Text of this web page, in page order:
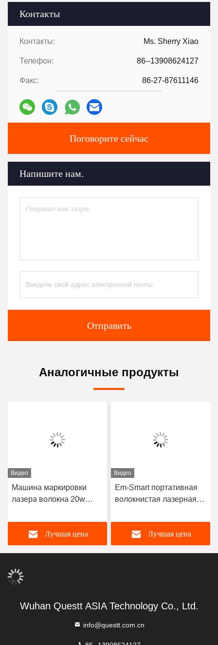
Контакты
Контакты: Ms. Sherry Xiao
Телефон: 86--13908624127
Факс: 86-27-87611146
Поговорите сейчас
Напишите нам.
Отправить
Аналогичные продукты
Видео
Машина маркировки
лазера волокна 20w
портативная для
карандаша ручки
Лучшая цена
Видео
Em-Smart портативная
волокнистая лазерная
рабочий стол лазерная
гравировка малый
воздухоохлаждающий
Лучшая цена
Wuhan Questt ASIA Technology Co., Ltd.
info@questt.com.cn